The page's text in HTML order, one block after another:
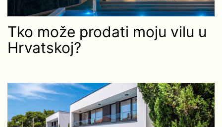
Tko može prodati moju vilu u
Hrvatskoj?